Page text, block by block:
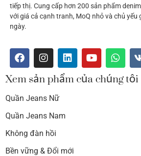
tiếp thị. Cung cấp hơn 200 sản phẩm
với giá cả cạnh tranh, MoQ nhỏ và chủ
ngày.
Xem sản phẩm của chúng tôi
Quần Jeans Nữ
Quần Jeans Nam
Không đàn hồi
Bền vững & Đổi mới